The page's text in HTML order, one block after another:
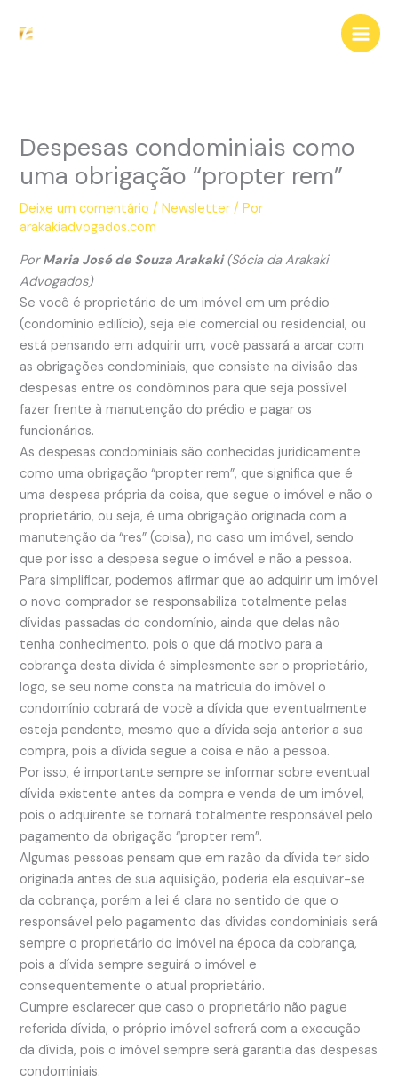
para
Despesas condominiais como
uma obrigação “propter rem”
Deixe um comentário /Newsletter / Por
arakakiadvogados.com
PorMaria José de Souza Arakaki(Sócia da Arakaki
Advogados)
Se você é proprietário de um imóvel em um prédio
(condomínio edilício), seja ele comercial ou residencial, ou
está pensando em adquirir um, você passará a arcar com
as obrigações condominiais, que consiste na divisão das
despesas entre os condôminos para que seja possível
fazer frente à manutenção do prédio e pagar os
funcionários.
As despesas condominiais são conhecidas juridicamente
como uma obrigação “propter rem”, que significa que é
uma despesa própria da coisa, que segue o imóvel e não o
proprietário, ou seja, é uma obrigação originada com a
manutenção da “res” (coisa), no caso um imóvel, sendo
que por isso a despesa segue o imóvel e não a pessoa.
Para simplificar, podemos afirmar que ao adquirir um imóvel
o novo comprador se responsabiliza totalmente pelas
dívidas passadas do condomínio, ainda que delas não
tenha conhecimento, pois o que dá motivo para a
cobrança desta divida é simplesmente ser o proprietário,
logo, se seu nome consta na matrícula do imóvel o
condomínio cobrará de você a dívida que eventualmente
esteja pendente, mesmo que a dívida seja anterior a sua
compra, pois a dívida segue a coisa e não a pessoa.
Por isso, é importante sempre se informar sobre eventual
dívida existente antes da compra e venda de um imóvel,
pois o adquirente se tornará totalmente responsável pelo
pagamento da obrigação “propter rem”.
Algumas pessoas pensam que em razão da dívida ter sido
originada antes de sua aquisição, poderia ela esquivar-se
da cobrança, porém a lei é clara no sentido de que o
responsável pelo pagamento das dívidas condominiais será
sempre o proprietário do imóvel na época da cobrança,
pois a dívida sempre seguirá o imóvel e
consequentemente o atual proprietário.
Cumpre esclarecer que caso o proprietário não pague
referida dívida, o próprio imóvel sofrerá com a execução
da dívida, pois o imóvel sempre será garantia das despesas
condominiais.